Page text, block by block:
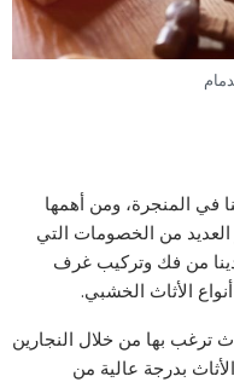
في المنجرة، ومن أهمها
العديد من الخصومات التي
لدينا من فك وتركيب غرف
الأثاث الخشبي.
ترغب بها من خلال النجارين
بدرجة عالية من